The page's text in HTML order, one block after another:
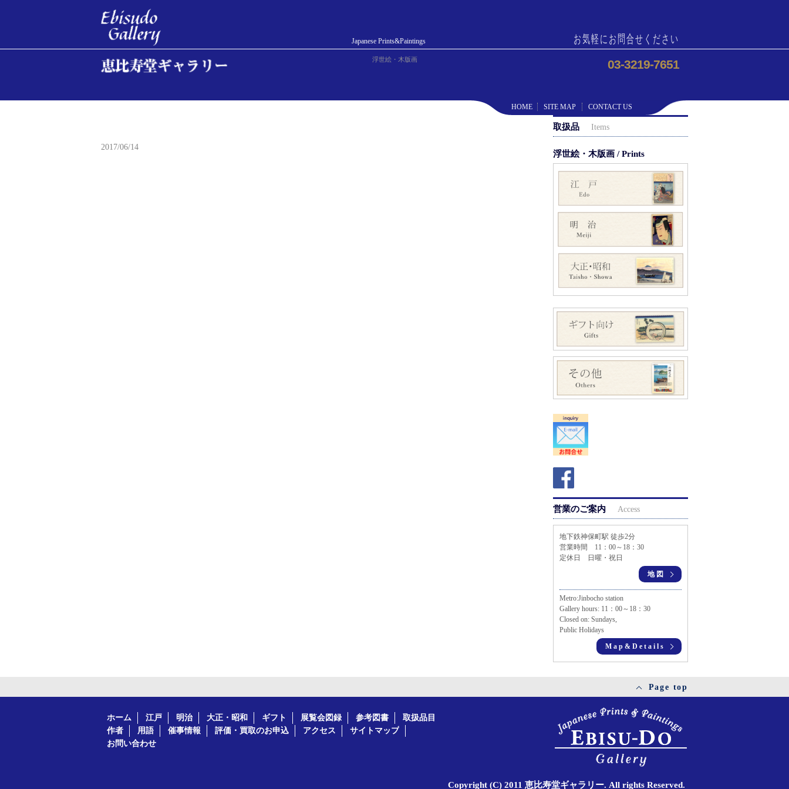
Japanese Prints&Paintings お気軽にお問合せください
浮世絵・木版画 03-3219-7651
HOME SITE MAP CONTACT US
2017/06/14
取扱品 Items
浮世絵・木版画 / Prints
営業のご案内 Access
地下鉄神保町駅 徒歩2分
営業時間 11：00～18：30
定休日 日曜・祝日
地図
Metro:Jinbocho station
Gallery hours: 11：00～18：30
Closed on: Sundays,
Public Holidays
Map&Details
Page top
ホーム 江戸 明治 大正・昭和 ギフト 展覧会図録 参考図書
取扱品目
作者
用語 催事情報 評価・買取のお申込 アクセス
サイトマップ
お問い合わせ
Copyright (C) 2011 恵比寿堂ギャラリー. All rights Reserved.